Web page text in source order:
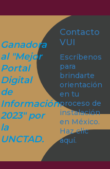
Ganadora
al "Mejor
Portal
Digital
de
Información
2023" por
la
UNCTAD.
Contacto
VUI
Escríbenos
para
brindarte
orientación
en tu
proceso de
instalación
en México.
Haz clic
aquí.